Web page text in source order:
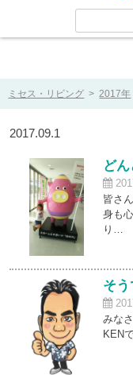
ミセス・リビング > 2017年
2017.09.1
ど
皆さ
身も
り…
そ
みな
KEN